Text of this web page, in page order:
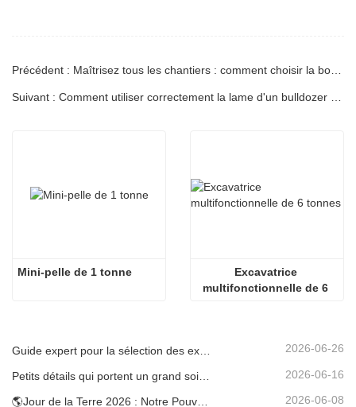
Précédent : Maîtrisez tous les chantiers : comment choisir la bonne excavatrice Carter (des micro-pelles de 0,6 t aux engins géants de 60 t pour l'exploitation minière)
Suivant : Comment utiliser correctement la lame d'un bulldozer pour mini-pelle ? Beaucoup de gens se trompent.
Mini-pelle de 1 tonne
Excavatrice
multifonctionnelle de 6
2026-06-26
2026-06-16
2026-06-08